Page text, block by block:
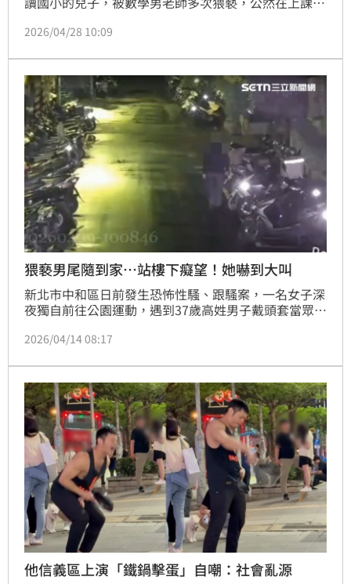
不從就會面臨無情棍子抽打背部、罰跪1.5小時；家長
的是，男師手中握有5個班，對象涵蓋一至六年級，這
次事件會不會只是冰山一角？社會局公布狼師全名叫
「李岳陽」，除了終身不得擔任補習班教職員工，現在
也遭檢方起訴收押中。
2026/04/28 10:09
猥褻男尾隨到家…站樓下癡望！她嚇到大叫
新北市中和區日前發生恐怖性騷、跟騷案，一名女子深
夜獨自前往公園運動，遇到37歲高姓男子戴頭套當眾裸
女方大喊「有變態跟蹤！」對方才逃離，事後受害女子
性騷擾防治法及跟蹤騷擾防制法函送。
2026/04/14 08:17
他信義區上演「鐵鍋擊蛋」自嘲：社會亂源